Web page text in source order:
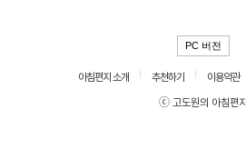
PC 버전
아침편지 소개 추천하기 이용약관
ⓒ 고도원의 아침편지